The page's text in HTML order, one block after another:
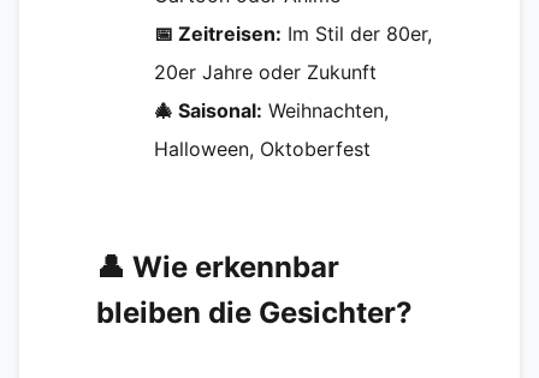
📅 Zeitreisen: Im Stil der 80er,
20er Jahre oder Zukunft
🎄 Saisonal: Weihnachten,
Halloween, Oktoberfest
👤 Wie erkennbar
bleiben die Gesichter?